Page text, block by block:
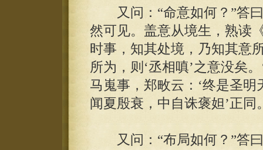
又问：“命意如何？”答曰
然可见。盖意从境生，熟读
时事，知其处境，乃知其意
所为，则‘丞相嗔’之意没矣
马嵬事，郑畋云：‘终是圣明
闻夏殷衰，中自诛褒妲’正同
又问：“布局如何？”答曰